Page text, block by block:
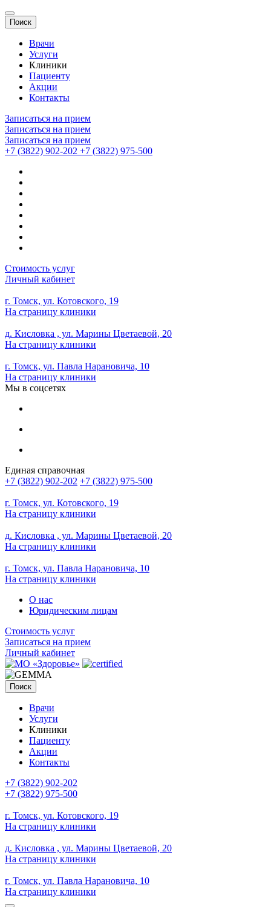
Поиск
Врачи
Услуги
Клиники
Пациенту
Акции
Контакты
Записаться на прием
Записаться на прием
Записаться на прием
+7 (3822) 902-202 +7 (3822) 975-500
Стоимость услуг
Личный кабинет
г. Томск, ул. Котовского, 19
На страницу клиники
д. Кисловка , ул. Марины Цветаевой, 20
На страницу клиники
г. Томск, ул. Павла Нарановича, 10
На страницу клиники
Мы в соцсетях
Единая справочная
+7 (3822) 902-202 +7 (3822) 975-500
г. Томск, ул. Котовского, 19
На страницу клиники
д. Кисловка , ул. Марины Цветаевой, 20
На страницу клиники
г. Томск, ул. Павла Нарановича, 10
На страницу клиники
О нас
Юридическим лицам
Стоимость услуг
Записаться на прием
Личный кабинет
Поиск
Врачи
Услуги
Клиники
Пациенту
Акции
Контакты
+7 (3822) 902-202
+7 (3822) 975-500
г. Томск, ул. Котовского, 19
На страницу клиники
д. Кисловка , ул. Марины Цветаевой, 20
На страницу клиники
г. Томск, ул. Павла Нарановича, 10
На страницу клиники